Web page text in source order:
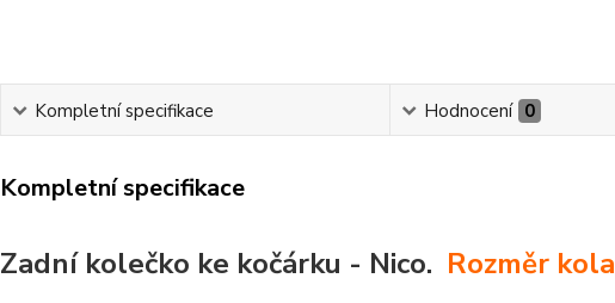
Kompletní specifikace Hodnocení 0
Kompletní specifikace
Zadní kolečko ke kočárku - Nico. Rozměr kola